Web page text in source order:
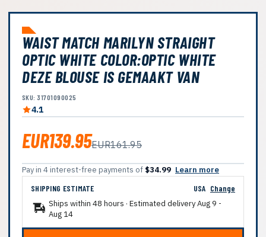
WAIST MATCH MARILYN STRAIGHT
OPTIC WHITE COLOR:OPTIC WHITE
DEZE BLOUSE IS GEMAAKT VAN
SKU: 31701090025
4.1
EUR139.95EUR161.95
Pay in 4 interest-free payments of $34.99 Learn more
SHIPPING ESTIMATE
USA Change
Ships within 48 hours · Estimated deliveryAug 9 -
Aug 14